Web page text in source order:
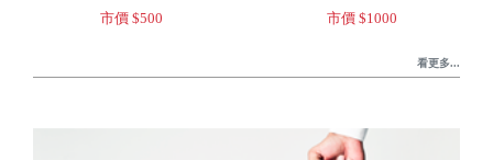
市價 $500 市價 $1000
看更多...